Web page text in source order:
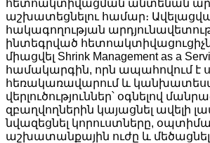
հետոակտիվացման անտենան
աշխատեցնելու համար։
հակագողության
ինտեգրված
միացվել Shrink Management as a
համակարգին, որն ապահովում է
հեռակառավարում և
վերլուծություններ՝ օգնելով
զբաղվողներին կայացնել ավելի
նվազեցնել կորուստները,
աշխատանքային ուժը և